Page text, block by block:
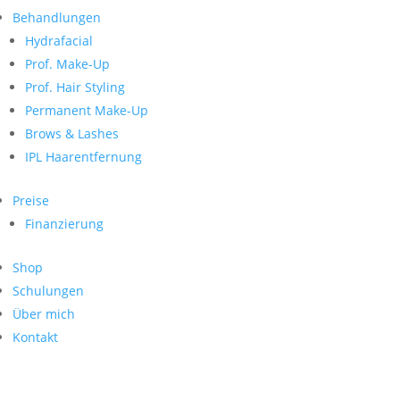
Behandlungen
Hydrafacial
Prof. Make-Up
Prof. Hair Styling
Permanent Make-Up
Brows & Lashes
IPL Haarentfernung
Preise
Finanzierung
Shop
Schulungen
Über mich
Kontakt
nach:
Neueste Kommentare
Archiv
Kategorien
Keine Kategorien
Meta
Anmelden
Feed der Einträge
WordPress.org
Search
nach:
Archive
Kontakt
Impressum
Datenschutz